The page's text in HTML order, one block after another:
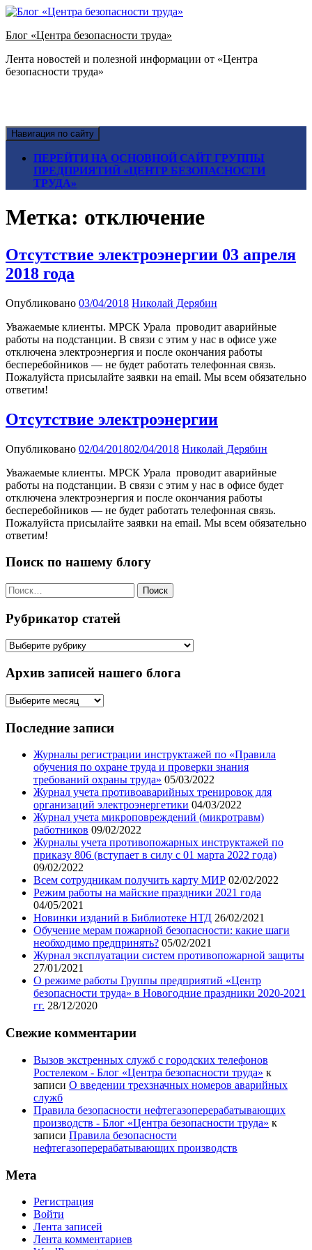
Блог «Центра безопасности труда»
Лента новостей и полезной информации от «Центра
безопасности труда»
Навигация по сайту
ПЕРЕЙТИ НА ОСНОВНОЙ САЙТ ГРУППЫ
ПРЕДПРИЯТИЙ «ЦЕНТР БЕЗОПАСНОСТИ
ТРУДА»
Метка: отключение
Отсутствие электроэнергии 03 апреля
2018 года
Опубликовано 03/04/2018 Николай Дерябин
Уважаемые клиенты. МРСК Урала проводит аварийные
работы на подстанции. В связи с этим у нас в офисе уже
отключена электроэнергия и после окончания работы
бесперебойников — не будет работать телефонная связь.
Пожалуйста присылайте заявки на email. Мы всем обязательно
ответим!
Отсутствие электроэнергии
Опубликовано 02/04/201802/04/2018 Николай Дерябин
Уважаемые клиенты. МРСК Урала проводит аварийные
работы на подстанции. В связи с этим у нас в офисе будет
отключена электроэнергия и после окончания работы
бесперебойников — не будет работать телефонная связь.
Пожалуйста присылайте заявки на email. Мы всем обязательно
ответим!
Поиск по нашему блогу
Найти:
Рубрикатор статей
Рубрикатор
Архив записей нашего блога
Архив
нашего
Последние записи
Журналы регистрации инструктажей по «Правила
обучения по охране труда и проверки знания
требований охраны труда» 05/03/2022
Журнал учета противоаварийных тренировок для
организаций электроэнергетики 04/03/2022
Журнал учета микроповреждений (микротравм)
работников 09/02/2022
Журналы учета противопожарных инструктажей по
приказу 806 (вступает в силу с 01 марта 2022 года)
09/02/2022
Всем сотрудникам получить карту МИР 02/02/2022
Режим работы на майские праздники 2021 года
04/05/2021
Новинки изданий в Библиотеке НТД 26/02/2021
Обучение мерам пожарной безопасности: какие шаги
необходимо предпринять? 05/02/2021
Журнал эксплуатации систем противопожарной защиты
27/01/2021
О режиме работы Группы предприятий «Центр
безопасности труда» в Новогодние праздники 2020-2021
гг. 28/12/2020
Свежие комментарии
Вызов экстренных служб с городских телефонов
Ростелеком - Блог «Центра безопасности труда» к
записи О введении трехзначных номеров аварийных
служб
Правила безопасности нефтегазоперерабатывающих
производств - Блог «Центра безопасности труда» к
записи Правила безопасности
нефтегазоперерабатывающих производств
Мета
Регистрация
Войти
Лента записей
Лента комментариев